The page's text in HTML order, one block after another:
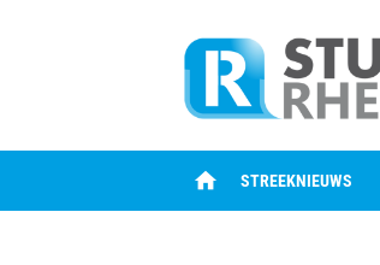
home STREEKNIEUWS